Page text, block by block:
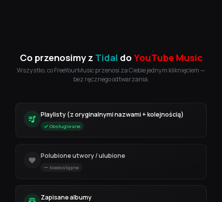
Co przenosimy z Tidal doYouTube Music
Wszystko, co FreeYourMusic przenosi za Ciebie jednym kliknięciem —
bez ręcznego odtwarzania.
Playlisty (z oryginalnymi nazwami + kolejnością)
Obsługiwane
Polubione utwory / ulubione
Niedostępne
Zapisane albumy